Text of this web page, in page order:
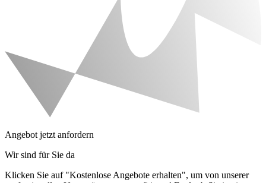
Angebot jetzt anfordern
Wir sind für Sie da
Klicken Sie auf "Kostenlose Angebote erhalten", um von unserer